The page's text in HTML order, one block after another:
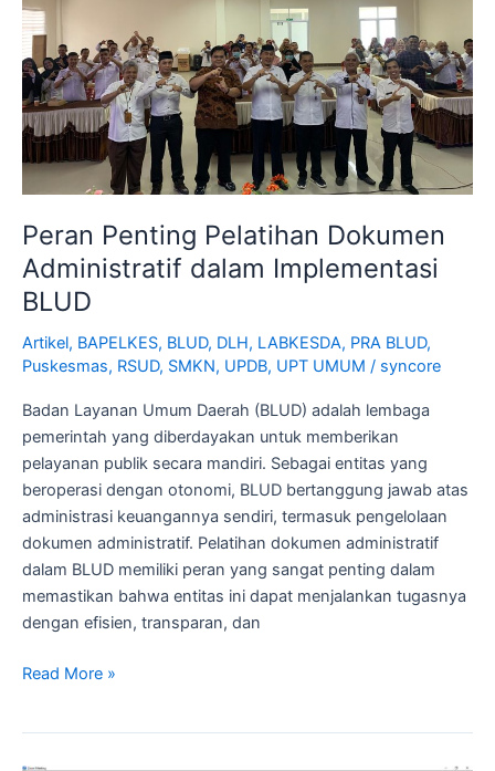
Peran Penting Pelatihan Dokumen
Administratif dalam Implementasi
BLUD
Artikel, BAPELKES, BLUD, DLH, LABKESDA, PRA BLUD,
Puskesmas, RSUD, SMKN, UPDB, UPT UMUM / syncore
Badan Layanan Umum Daerah (BLUD) adalah lembaga
pemerintah yang diberdayakan untuk memberikan
pelayanan publik secara mandiri. Sebagai entitas yang
beroperasi dengan otonomi, BLUD bertanggung jawab atas
administrasi keuangannya sendiri, termasuk pengelolaan
dokumen administratif. Pelatihan dokumen administratif
dalam BLUD memiliki peran yang sangat penting dalam
memastikan bahwa entitas ini dapat menjalankan tugasnya
dengan efisien, transparan, dan
Implementasi
BLUD
Read More »